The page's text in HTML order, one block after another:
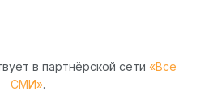
в партнёрской сети «Все
СМИ».